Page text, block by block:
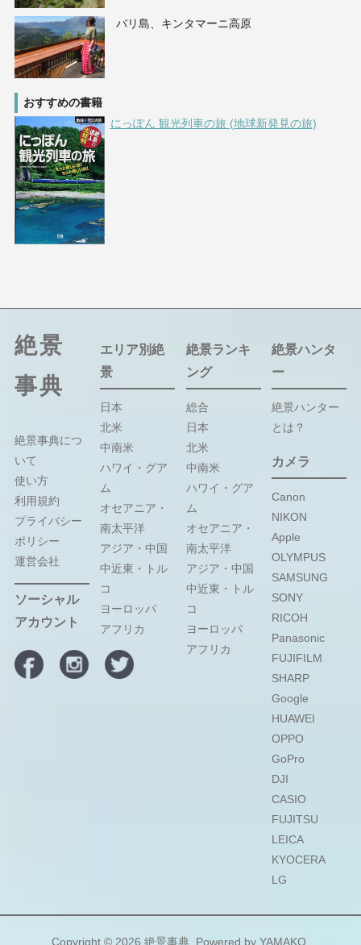
バリ島、キンタマーニ高原
おすすめの書籍
にっぽん 観光列車の旅 (地球新発見の旅)
絶景
事典
絶景事典につ
いて
使い方
利用規約
プライバシー
ポリシー
運営会社
ソーシャル
アカウント
エリア別絶
景
日本
北米
中南米
ハワイ・グア
ム
オセアニア・
南太平洋
アジア・中国
中近東・トル
コ
ヨーロッパ
アフリカ
絶景ランキ
ング
総合
日本
北米
中南米
ハワイ・グア
ム
オセアニア・
南太平洋
アジア・中国
中近東・トル
コ
ヨーロッパ
アフリカ
絶景ハンタ
ー
絶景ハンター
とは？
カメラ
Canon
NIKON
Apple
OLYMPUS
SAMSUNG
SONY
RICOH
Panasonic
FUJIFILM
SHARP
Google
HUAWEI
OPPO
GoPro
DJI
CASIO
FUJITSU
LEICA
KYOCERA
LG
Copyright © 2026 絶景事典 . Powered by YAMAKO